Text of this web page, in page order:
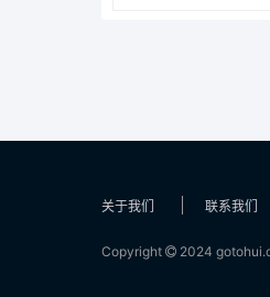
关于我们 联系我们
Copyright 2024